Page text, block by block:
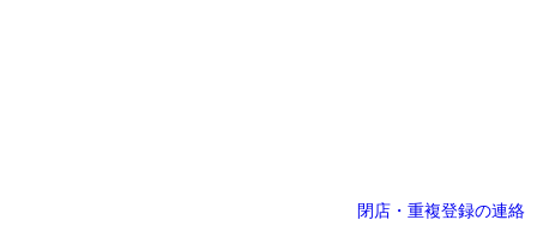
閉店・重複登録の連絡